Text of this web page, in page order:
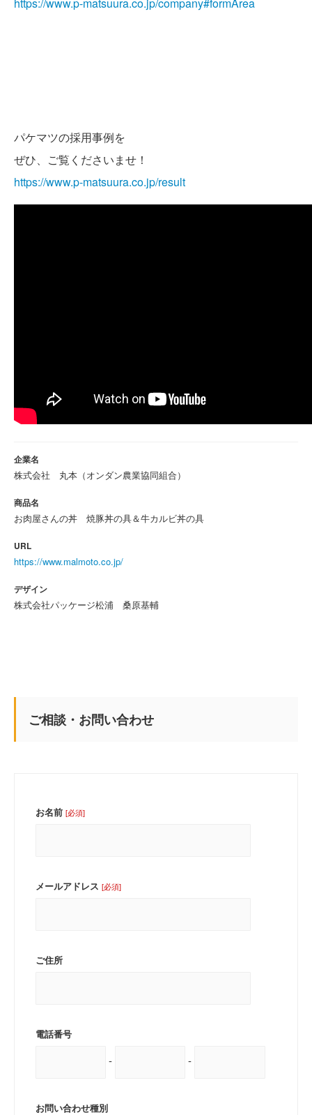
パケマツの採用事例を
ぜひ、ご覧くださいませ！
https://www.p-matsuura.co.jp/result
企業名
株式会社 丸本（オンダン農業協同組合）
商品名
お肉屋さんの丼 焼豚丼の具＆牛カルビ丼の具
URL
https://www.malmoto.co.jp/
デザイン
株式会社パッケージ松浦 桑原基輔
ご相談・お問い合わせ
お名前 [必須]
メールアドレス [必須]
ご住所
電話番号
- -
お問い合わせ種別